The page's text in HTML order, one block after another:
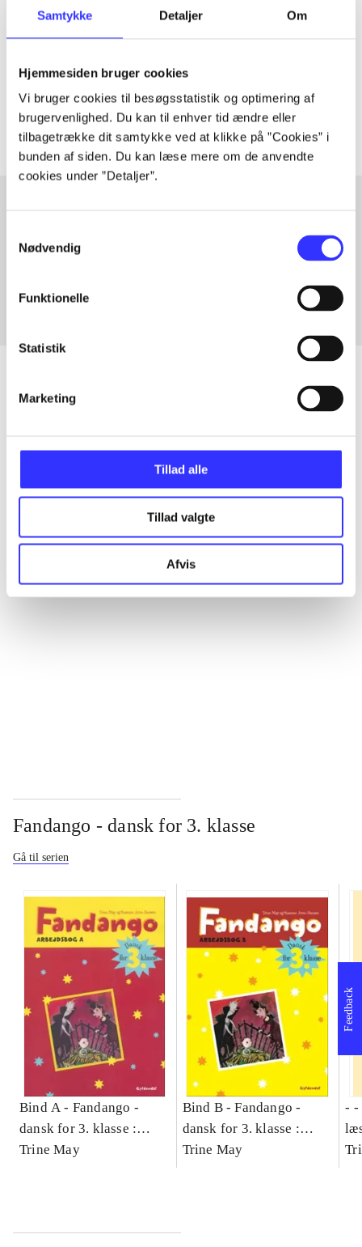
Samtykke Detaljer Om
Hjemmesiden bruger cookies
Vi bruger cookies til besøgsstatistik og optimering af
brugervenlighed. Du kan til enhver tid ændre eller
tilbagetrække dit samtykke ved at klikke på ”Cookies” i
bunden af siden. Du kan læse mere om de anvendte
cookies under ”Detaljer”.
Nødvendig
Funktionelle
Statistik
Marketing
Tillad alle
Tillad valgte
Afvis
Tidsskrift
Artiklerne i handler ofte om
Artikler med samme emner
Alle registrerede artikler fordelt på udgivelser
...
...
...
Fandango - dansk for 3. klasse
Gå til serien
Bind A - Fandango -
dansk for 3. klasse :
grundbog -- Arbejdsbog.
Trine May
Bind B -Fandango -
dansk for 3. klasse :
grundbog -- Arbejdsbog.
Trine May
- -
-
Feedback